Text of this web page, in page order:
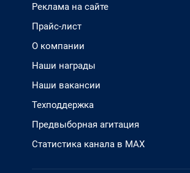
Реклама на сайте
Прайс-лист
О компании
Наши награды
Наши вакансии
Техподдержка
Предвыборная агитация
Статистика канала в MAX